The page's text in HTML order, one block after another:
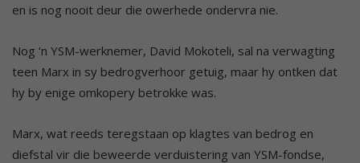
en is nog nooit deur die owerhede ondervra nie.
Nog ‘n YSM-werknemer, David Mokoteli, sal na verwagting
teen Marx in sy bedrogverhoor getuig, maar hy ontken dat
hy by enige omkopery betrokke was.
Marx, wat reeds teregstaan op klagtes van bedrog en
diefstal vir die beweerde verduistering van YSM-fondse,